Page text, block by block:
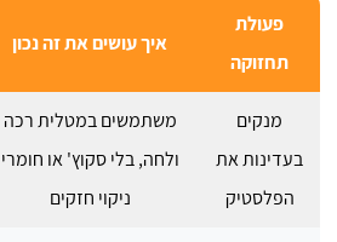
פעולת
תחזוקה
איך עושים את זה נכון
מנקים
בעדינות את
הפלסטיק
משתמשים במטלית רכה
ולחה, בלי סקוץ' או חומרי
ניקוי חזקים